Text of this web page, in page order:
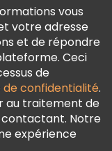
vous
votre adresse
et de répondre
Ceci
de
de confidentialité.
au traitement de
contactant. Notre
expérience